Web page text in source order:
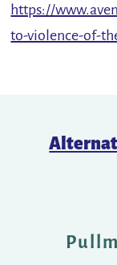
https://
to-violence-of-